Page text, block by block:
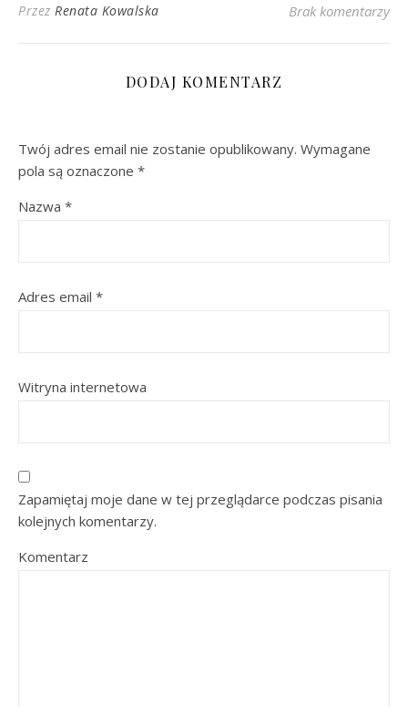
Przez Renata Kowalska Brak komentarzy
DODAJ KOMENTARZ
Twój adres email nie zostanie opublikowany. Wymagane
pola są oznaczone *
Nazwa *
Adres email *
Witryna internetowa
Zapamiętaj moje dane w tej przeglądarce podczas pisania
kolejnych komentarzy.
Komentarz